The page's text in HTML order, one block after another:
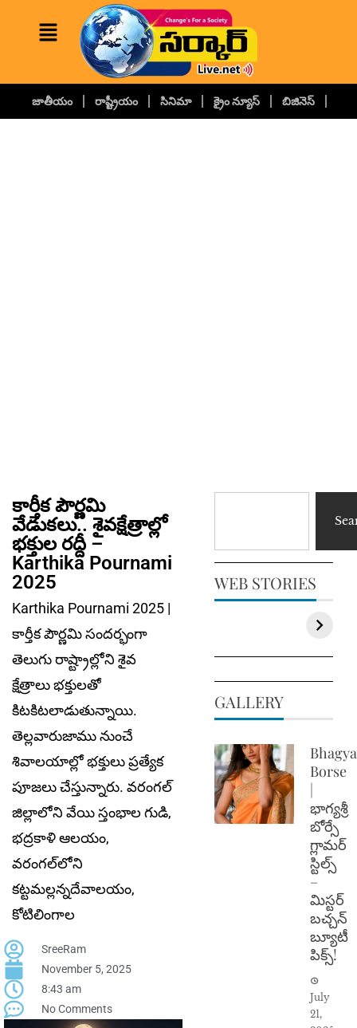
జాతీయం రాష్ట్రీయం సినిమా క్రైం న్యూస్ బిజినెస్
కార్తీక పౌర్ణమి
వేడుకలు.. శైవక్షేత్రాల్లో
భక్తుల రద్దీ –
Karthika Pournami
2025
Karthika Pournami 2025 |
కార్తీక పౌర్ణమి సందర్భంగా
తెలుగు రాష్ట్రాల్లోని శైవ
క్షేత్రాలు భక్తులతో
కిటకిటలాడుతున్నాయి.
తెల్లవారుజాము నుంచే
శివాలయాల్లో భక్తులు ప్రత్యేక
పూజలు చేస్తున్నారు. వరంగల్‌
జిల్లాలోని వేయి స్తంభాల గుడి,
భ‌ద్ర‌కాళి ఆల‌యం,
వ‌రంగ‌ల్‌లోని
క‌ట్ట‌మ‌ల్ల‌న్న‌దేవాల‌యం,
కోటిలింగాల
SreeRam
November 5, 2025
8:43 am
No Comments
WEB STORIES
GALLERY
Borse
|
భాగ్యశ్రీ
బోర్సే
గ్లామర్
స్టిల్స్
–
మిస్టర్
బచ్చన్
బ్యూటీ
పిక్స్!
July
21,